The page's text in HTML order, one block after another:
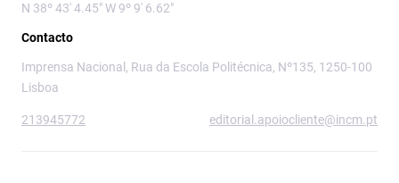
N 38º 43' 4.45" W 9º 9' 6.62"
Contacto
Imprensa Nacional, Rua da Escola Politécnica, Nº135, 1250-100
Lisboa
213945772 editorial.apoiocliente@incm.pt